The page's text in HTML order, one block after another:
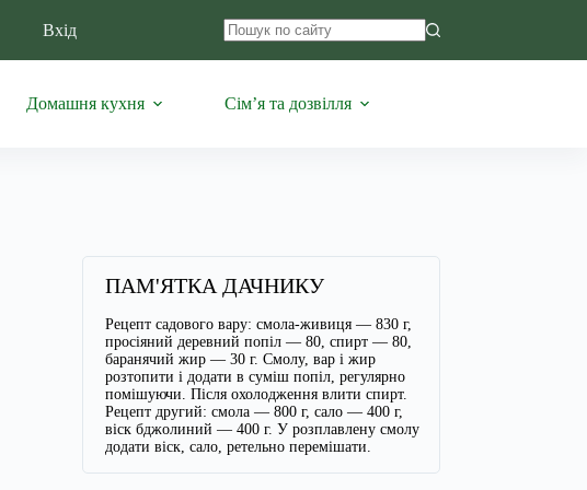
Вхід
Домашня кухня Сім’я та дозвілля
ПАМ'ЯТКА ДАЧНИКУ
Рецепт садового вару: смола-живиця — 830 г,
просіяний деревний попіл — 80, спирт — 80,
баранячий жир — 30 г. Смолу, вар і жир
розтопити і додати в суміш попіл, регулярно
помішуючи. Після охолодження влити спирт.
Рецепт другий: смола — 800 г, сало — 400 г,
віск бджолиний — 400 г. У розплавлену смолу
додати віск, сало, ретельно перемішати.